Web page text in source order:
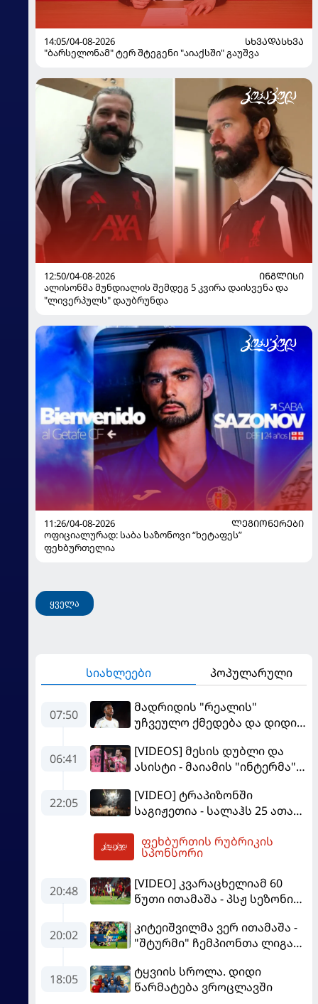
14:05/04-08-2026
ᲡᲮᲕᲐᲓᲐᲡᲮᲕᲐ
"ბარსელონამ" ტერ შტეგენი "აიაქსში" გაუშვა
12:50/04-08-2026
ᲘᲜᲒᲚᲘᲡᲘ
ალისონმა მუნდიალის შემდეგ 5 კვირა დაისვენა და
"ლივერპულს" დაუბრუნდა
11:26/04-08-2026
ᲚᲔᲒᲘᲝᲜᲔᲠᲔᲑᲘ
ოფიციალურად: საბა საზონოვი “ხეტაფეს”
ფეხბურთელია
ყველა
სიახლეები პოპულარული
07:50
მადრიდის "რეალის"
უჩვეულო ქმედება და დიდი
მომავალი გადაწყდა
06:41
[VIDEOS] მესის დუბლი და
ასისტი - მაიამის "ინტერმა"
22:05
[VIDEO] ტრაპიზონში
საგიჟეთია - სალაჰს 25 ათასი
ფეხბურთის რუბრიკის
სპონსორი
20:48
[VIDEO] კვარაცხელიამ 60
წუთი ითამაშა - პსჟ სეზონის
"მალიორკასთან"
დამარცხდა
20:02
კიტეიშვილმა ვერ ითამაშა -
"შტურმი" ჩემპიონთა ლიგაზე
დამარცხდა
18:05
ტყვიის სროლა. დიდი
წარმატება ვროცლავში